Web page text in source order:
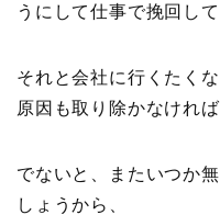
うにして仕事で挽回し
それと会社に行くたく
原因も取り除かなければ
でないと、またいつか
しょうから、